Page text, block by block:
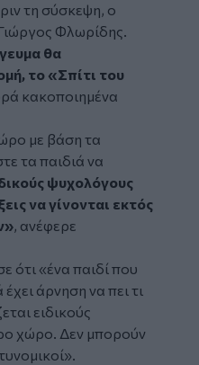
τη σύσκεψη, ο
Φλωρίδης.
θα
το «Σπίτι του
κακοποιημένα
με βάση τα
τα παιδιά να
ψυχολόγους
να γίνονται εκτός
, ανέφερε
ότι «ένα παιδί που
άρνηση να πει τι
ειδικούς
χώρο. Δεν μπορούν